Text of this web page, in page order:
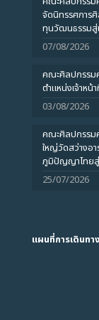
จัดนิทรรศการ
ทุนวัฒนธรรมสู่
07/08/2026
คณะศิลปกรรม
ตำแหน่งเจ้าหน้
03/08/2026
คณะศิลปกรรม
ใหญ่วัดสว่างอ
ภูมิปัญญาไทย
25/07/2026
แผนที่การเดินท